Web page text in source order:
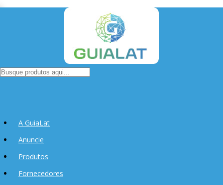
A GuiaLat
Anuncie
Produtos
Fornecedores